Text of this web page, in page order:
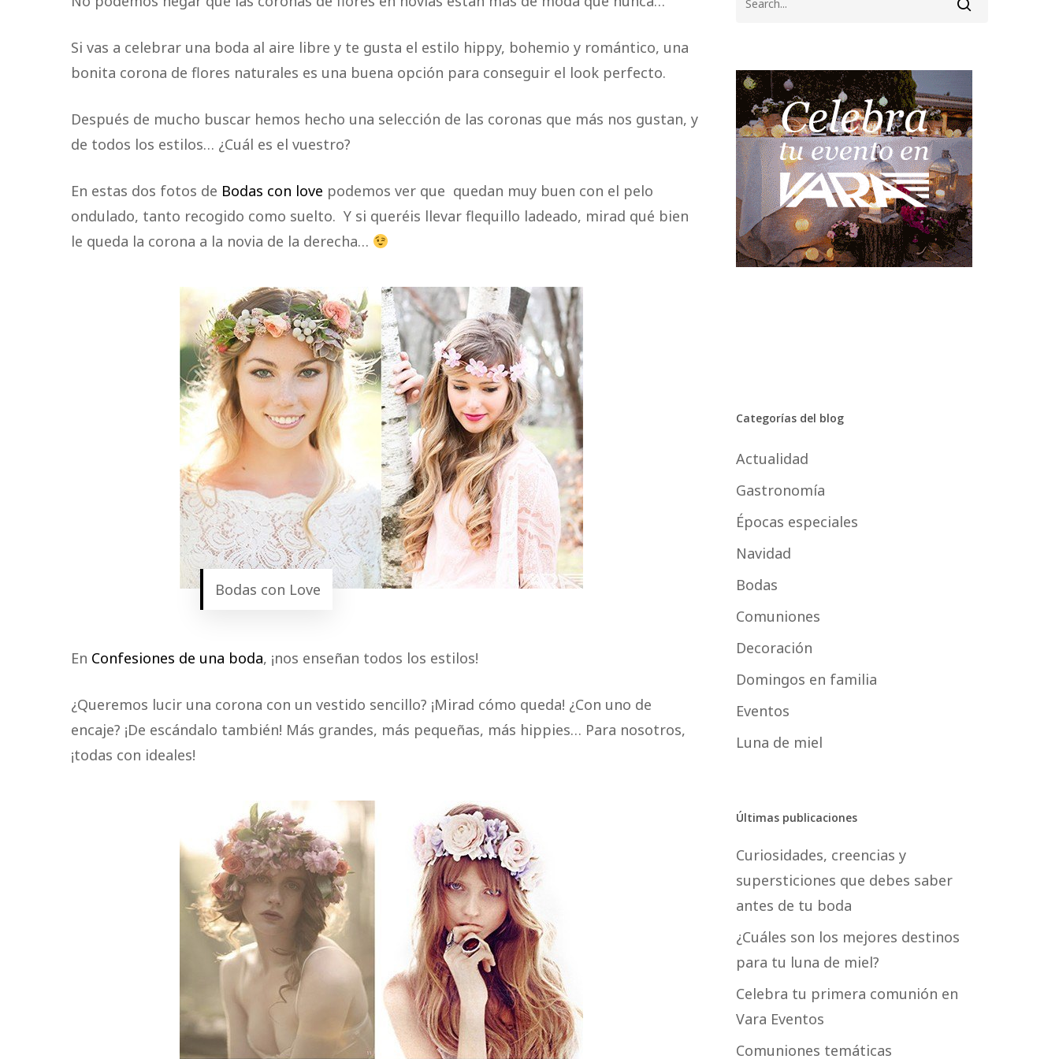
Si vas a celebrar una boda al aire libre y te gusta el estilo hippy, bohemio y romántico, una
bonita corona de flores naturales es una buena opción para conseguir el look perfecto.
Después de mucho buscar hemos hecho una selección de las coronas que más nos gustan, y
de todos los estilos… ¿Cuál es el vuestro?
En estas dos fotos de Bodas con love podemos ver que quedan muy buen con el pelo
ondulado, tanto recogido como suelto. Y si queréis llevar flequillo ladeado, mirad qué bien
le queda la corona a la novia de la derecha…
Bodas con Love
En Confesiones de una boda, ¡nos enseñan todos los estilos!
¿Queremos lucir una corona con un vestido sencillo? ¡Mirad cómo queda! ¿Con uno de
encaje? ¡De escándalo también! Más grandes, más pequeñas, más hippies… Para nosotros,
¡todas con ideales!
Categorías del blog
Actualidad
Gastronomía
Épocas especiales
Navidad
Bodas
Comuniones
Decoración
Domingos en familia
Eventos
Luna de miel
Últimas publicaciones
Curiosidades, creencias y
supersticiones que debes saber
antes de tu boda
¿Cuáles son los mejores destinos
para tu luna de miel?
Celebra tu primera comunión en
Vara Eventos
Comuniones temáticas